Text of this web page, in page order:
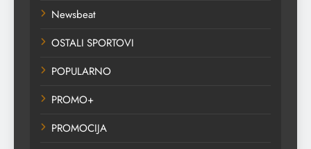
Newsbeat
OSTALI SPORTOVI
POPULARNO
PROMO+
PROMOCIJA